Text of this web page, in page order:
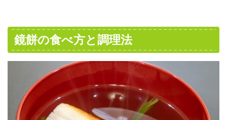
鏡餅の食べ方と調理法